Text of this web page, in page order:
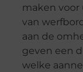
maken voor
van
aan de
geven een
welke